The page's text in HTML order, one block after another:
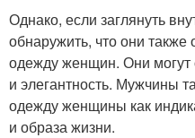
Однако, если заглянуть
обнаружить, что они
одежду женщин. Они могут
и элегантность. Мужчины
одежду женщины как
и образа жизни.